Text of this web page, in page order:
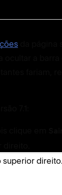
a
fariam,
7.1:
clique em
superior direito.